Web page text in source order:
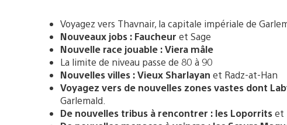
Voyagez vers Thavnair, la capitale impériale de
Nouveaux jobs : Faucheur et Sage
Nouvelle race jouable : Viera mâle
La limite de niveau passe de 80 à 90
Nouvelles villes : Vieux Sharlayan et Radz-at-Han
Voyagez vers de nouvelles zones vastes dont
Garlemald.
De nouvelles tribus à rencontrer : les Loporritset